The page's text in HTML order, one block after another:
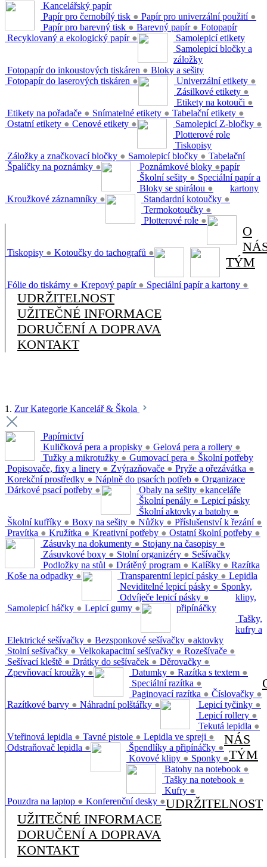
Kancelářský papír
Papír pro černobílý tisk ● Papír pro univerzální použití ●
Papír pro barevný tisk ● Barevný papír ●
Recyklovaný a ekologický papír ●
Fotopapír
Fotopapír do inkoustových tiskáren ●
Fotopapír do laserových tiskáren ●
Samolepicí etikety
Univerzální etikety ●
Zásilkové etikety ●
Etikety na kotouči ●
Etikety na pořadače ● Snímatelné etikety ● Tabelační etikety ●
Ostatní etikety ● Cenové etikety ●
Samolepicí bločky a
záložky
Samolepicí Z-bločky ●
Záložky a značkovací bločky ● Samolepicí bločky ●
Špalíčky na poznámky ●
Bloky a sešity
Poznámkové bloky ●
Školní sešity ●
Bloky se spirálou ●
Kroužkové záznamníky ●
Plotterové role
Standardní kotoučky ●
Termokotoučky ●
Plotterové role ●
Tiskopisy
Tiskopisy ● Kotoučky do tachografů ●
Tabelační
papír
Speciální papír a
kartony
Fólie do tiskárny ● Krepový papír ● Speciální papír a kartony ●
O
TÝM
UDRŽITELNOST
UŽITEČNÉ INFORMACE
DORUČENÍ A DOPRAVA
KONTAKT
1. Zur Kategorie Kancelář & Škola
Papírnictví
Kuličková pera a propisky ● Gelová pera a rollery ●
Tužky a mikrotužky ● Gumovací pera ●
Popisovače, fixy a linery ● Zvýrazňovače ● Pryže a ořezávátka ●
Korekční prostředky ● Náplně do psacích potřeb ●
Dárkové psací potřeby ●
Školní potřeby
Obaly na sešity ●
Školní penály ●
Školní aktovky a batohy ●
Školní kufříky ● Boxy na sešity ● Nůžky ● Příslušenství k řezání ●
Pravítka ● Kružítka ● Kreativní potřeby ● Ostatní školní potřeby ●
Organizace
kanceláře
Zásuvky na dokumenty ● Stojany na časopisy ●
Zásuvkové boxy ● Stolní organizéry ●
Podložky na stůl ● Drátěný program ● Kalíšky ●
Koše na odpadky ●
Lepicí pásky
Transparentní lepicí pásky ●
Neviditelné lepicí pásky ●
Odvíječe lepicí pásky ●
Samolepicí háčky ● Lepicí gumy ●
Sešívačky
Elektrické sešívačky ● Bezsponkové sešívačky ●
Stolní sešívačky ● Velkokapacitní sešívačky ● Rozešívače ●
Sešívací kleště ● Drátky do sešívaček ● Děrovačky ●
Zpevňovací kroužky ●
Razítka
Datumky ● Razítka s textem ●
Speciální razítka ●
Paginovací razítka ● Číslovačky ●
Razítkové barvy ● Náhradní polštářky ●
Lepidla
Lepicí tyčinky ●
Lepicí rollery ●
Tekutá lepidla ●
Vteřinová lepidla ● Tavné pistole ● Lepidla ve spreji ●
Odstraňovač lepidla ●
Sponky,
klipy,
připínáčky
Špendlíky a připínáčky ●
Kovové klipy ● Sponky ●
Tašky,
kufry a
aktovky
Batohy na notebook ●
Tašky na notebook ●
Kufry ●
Pouzdra na laptop ● Konferenční desky ●
NÁS
TÝM
UDRŽITELNOST
UŽITEČNÉ INFORMACE
DORUČENÍ A DOPRAVA
KONTAKT